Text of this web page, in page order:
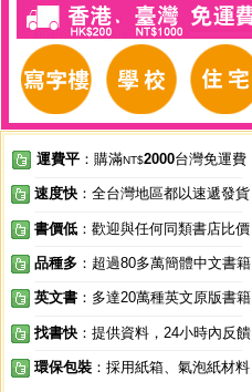
運費平 ：購滿NT$2000台灣免運費
速度快 ：全台灣地區都以速遞發貨
書價低 ：歡迎與任何同類書店比價
品種多 ：超過80多萬簡體中文書籍
英文書 ：多達20萬種英文原版書籍
找書快 ：提供資料，24小時內反饋
環保包裝 ：採用紙箱、氣泡紙材料